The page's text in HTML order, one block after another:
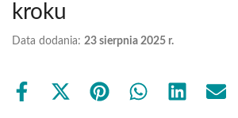
kroku
Data dodania: 23 sierpnia 2025 r.
Share
Share Share Share Share